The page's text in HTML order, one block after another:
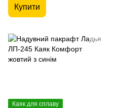
Купити
Каяк для сплаву